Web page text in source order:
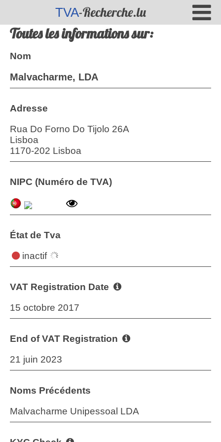
TVA-Recherche.lu
Toutes les informations sur:
Nom
Malvacharme, LDA
Adresse
Rua Do Forno Do Tijolo 26A
Lisboa
1170-202 Lisboa
NIPC (Numéro de TVA)
État de Tva
inactif
VAT Registration Date
15 octobre 2017
End of VAT Registration
21 juin 2023
Noms Précédents
Malvacharme Unipessoal LDA